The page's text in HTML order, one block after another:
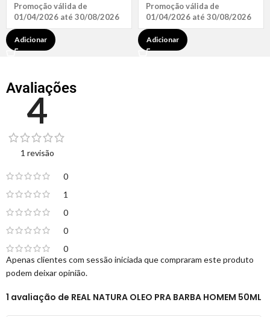
Promoção válida de
01/04/2026 até 30/08/2026
Adicionar
Promoção válida de
01/04/2026 até 30/08/2026
Adicionar
Avaliações
4
1 revisão
0
1
0
0
0
1 avaliação de REAL NATURA OLEO PRA BARBA HOMEM 50ML
Apenas clientes com sessão iniciada que compraram este produto
podem deixar opinião.